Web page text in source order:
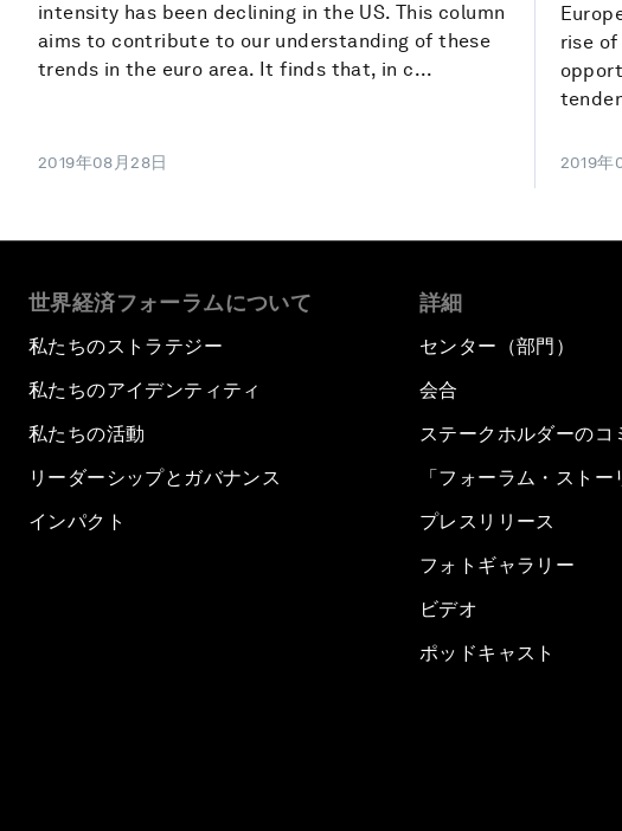
intensity has been declining in the US. This column
aims to contribute to our understanding of these
trends in the euro area. It finds that, in c...
2019年08月28日
rise
2019年
世界経済フォーラムについて
私たちのストラテジー
私たちのアイデンティティ
私たちの活動
リーダーシップとガバナンス
インパクト
詳細
センター（部門）
会合
ステークホルダーのコ
「フォーラム・ストー
プレスリリース
フォトギャラリー
ビデオ
ポッドキャスト